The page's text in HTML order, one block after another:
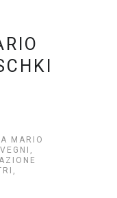
MARIO
,
,